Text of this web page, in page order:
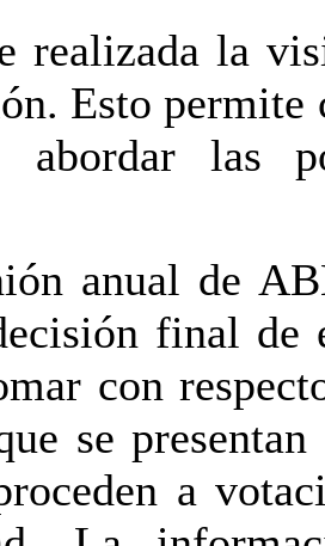
realizada la
Esto permite
abordar las
anual de
final de
con
se
a